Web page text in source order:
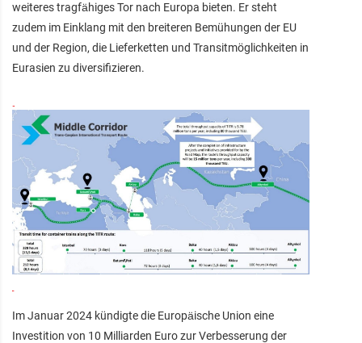
weiteres tragfähiges Tor nach Europa bieten. Er steht
zudem im Einklang mit den breiteren Bemühungen der EU
und der Region, die Lieferketten und Transitmöglichkeiten in
Eurasien zu diversifizieren.
Im Januar 2024 kündigte die Europäische Union eine
Investition von 10 Milliarden Euro zur Verbesserung der